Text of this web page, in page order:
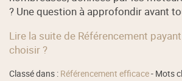
? Une question à approfondir avant
Lire la suite de Référencement
choisir ?
Classé dans : Référencement efficace- Mots